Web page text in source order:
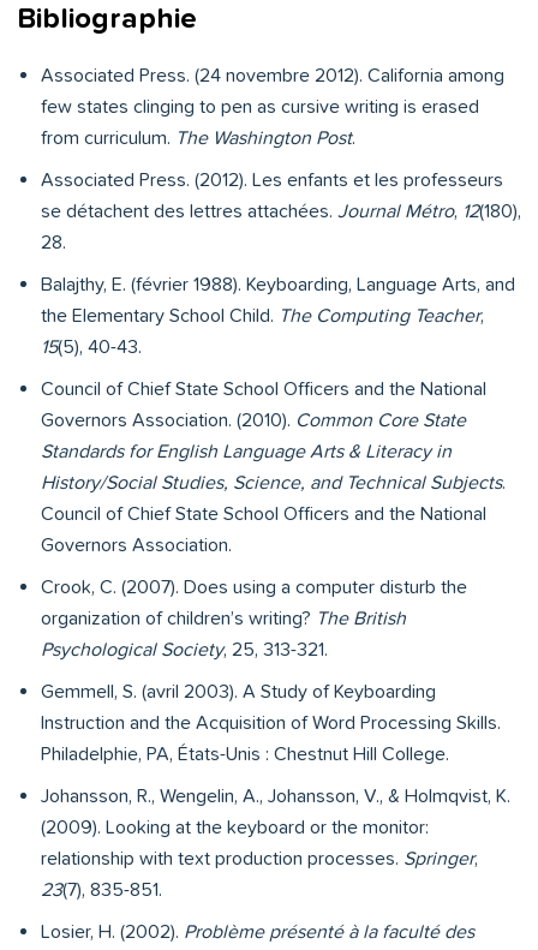
Bibliographie
Associated Press. (24 novembre 2012). California among
few states clinging to pen as cursive writing is erased
from curriculum. The Washington Post.
Associated Press. (2012). Les enfants et les professeurs
se détachent des lettres attachées. Journal Métro, 12(180),
28.
Balajthy, E. (février 1988). Keyboarding, Language Arts, and
the Elementary School Child. The Computing Teacher,
15(5), 40-43.
Council of Chief State School Officers and the National
Governors Association. (2010). Common Core State
Standards for English Language Arts & Literacy in
History/Social Studies, Science, and Technical Subjects.
Council of Chief State School Officers and the National
Governors Association.
Crook, C. (2007). Does using a computer disturb the
organization of children’s writing? The British
Psychological Society, 25, 313-321.
Gemmell, S. (avril 2003). A Study of Keyboarding
Instruction and the Acquisition of Word Processing Skills.
Philadelphie, PA, États-Unis : Chestnut Hill College.
Johansson, R., Wengelin, A., Johansson, V., & Holmqvist, K.
(2009). Looking at the keyboard or the monitor:
relationship with text production processes. Springer,
23(7), 835-851.
Losier, H. (2002). Problème présenté à la faculté des